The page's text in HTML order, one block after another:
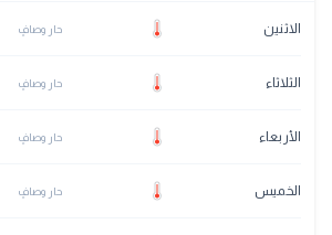
الاثنين حار وصافٍ
الثلاثاء حار وصافٍ
الأربعاء حار وصافٍ
الخميس حار وصافٍ